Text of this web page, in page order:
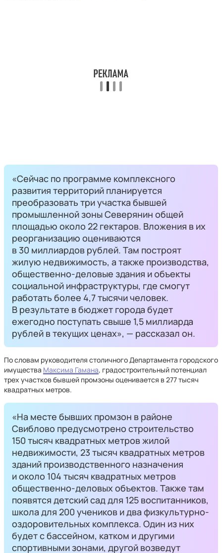
«Сейчас по программе комплексного
развития территорий планируется
преобразовать три участка бывшей
промышленной зоны Северянин общей
площадью около 22 гектаров. Вложения в их
реорганизацию оцениваются
в 30 миллиардов рублей. Там построят
жилую недвижимость, а также производства,
общественно-деловые здания и объекты
социальной инфраструктуры, где смогут
работать более 4,7 тысячи человек.
В результате в бюджет города будет
ежегодно поступать свыше 1,5 миллиарда
рублей в текущих ценах», — рассказал он.
По словам руководителя столичного Департамента городского
имущества Максима Гамана, градостроительный потенциал
трех участков бывшей промзоны оценивается в 277 тысяч
квадратных метров.
«На месте бывших промзон в районе
Свиблово предусмотрено строительство
150 тысяч квадратных метров жилой
недвижимости, 23 тысяч квадратных метров
зданий производственного назначения
и около 104 тысяч квадратных метров
общественно-деловых объектов. Также там
появятся детский сад для 125 воспитанников,
школа для 200 учеников и два физкультурно-
оздоровительных комплекса. Один из них
будет с бассейном, катком и другими
спортивными зонами, другой возведут